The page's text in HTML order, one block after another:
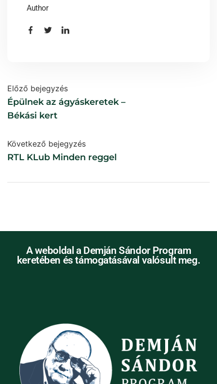
Author
Előző bejegyzés
Épülnek az ágyáskeretek –
Békási kert
Következő bejegyzés
RTL KLub Minden reggel
A weboldal a Demján Sándor Program
keretében és támogatásával valósult meg.